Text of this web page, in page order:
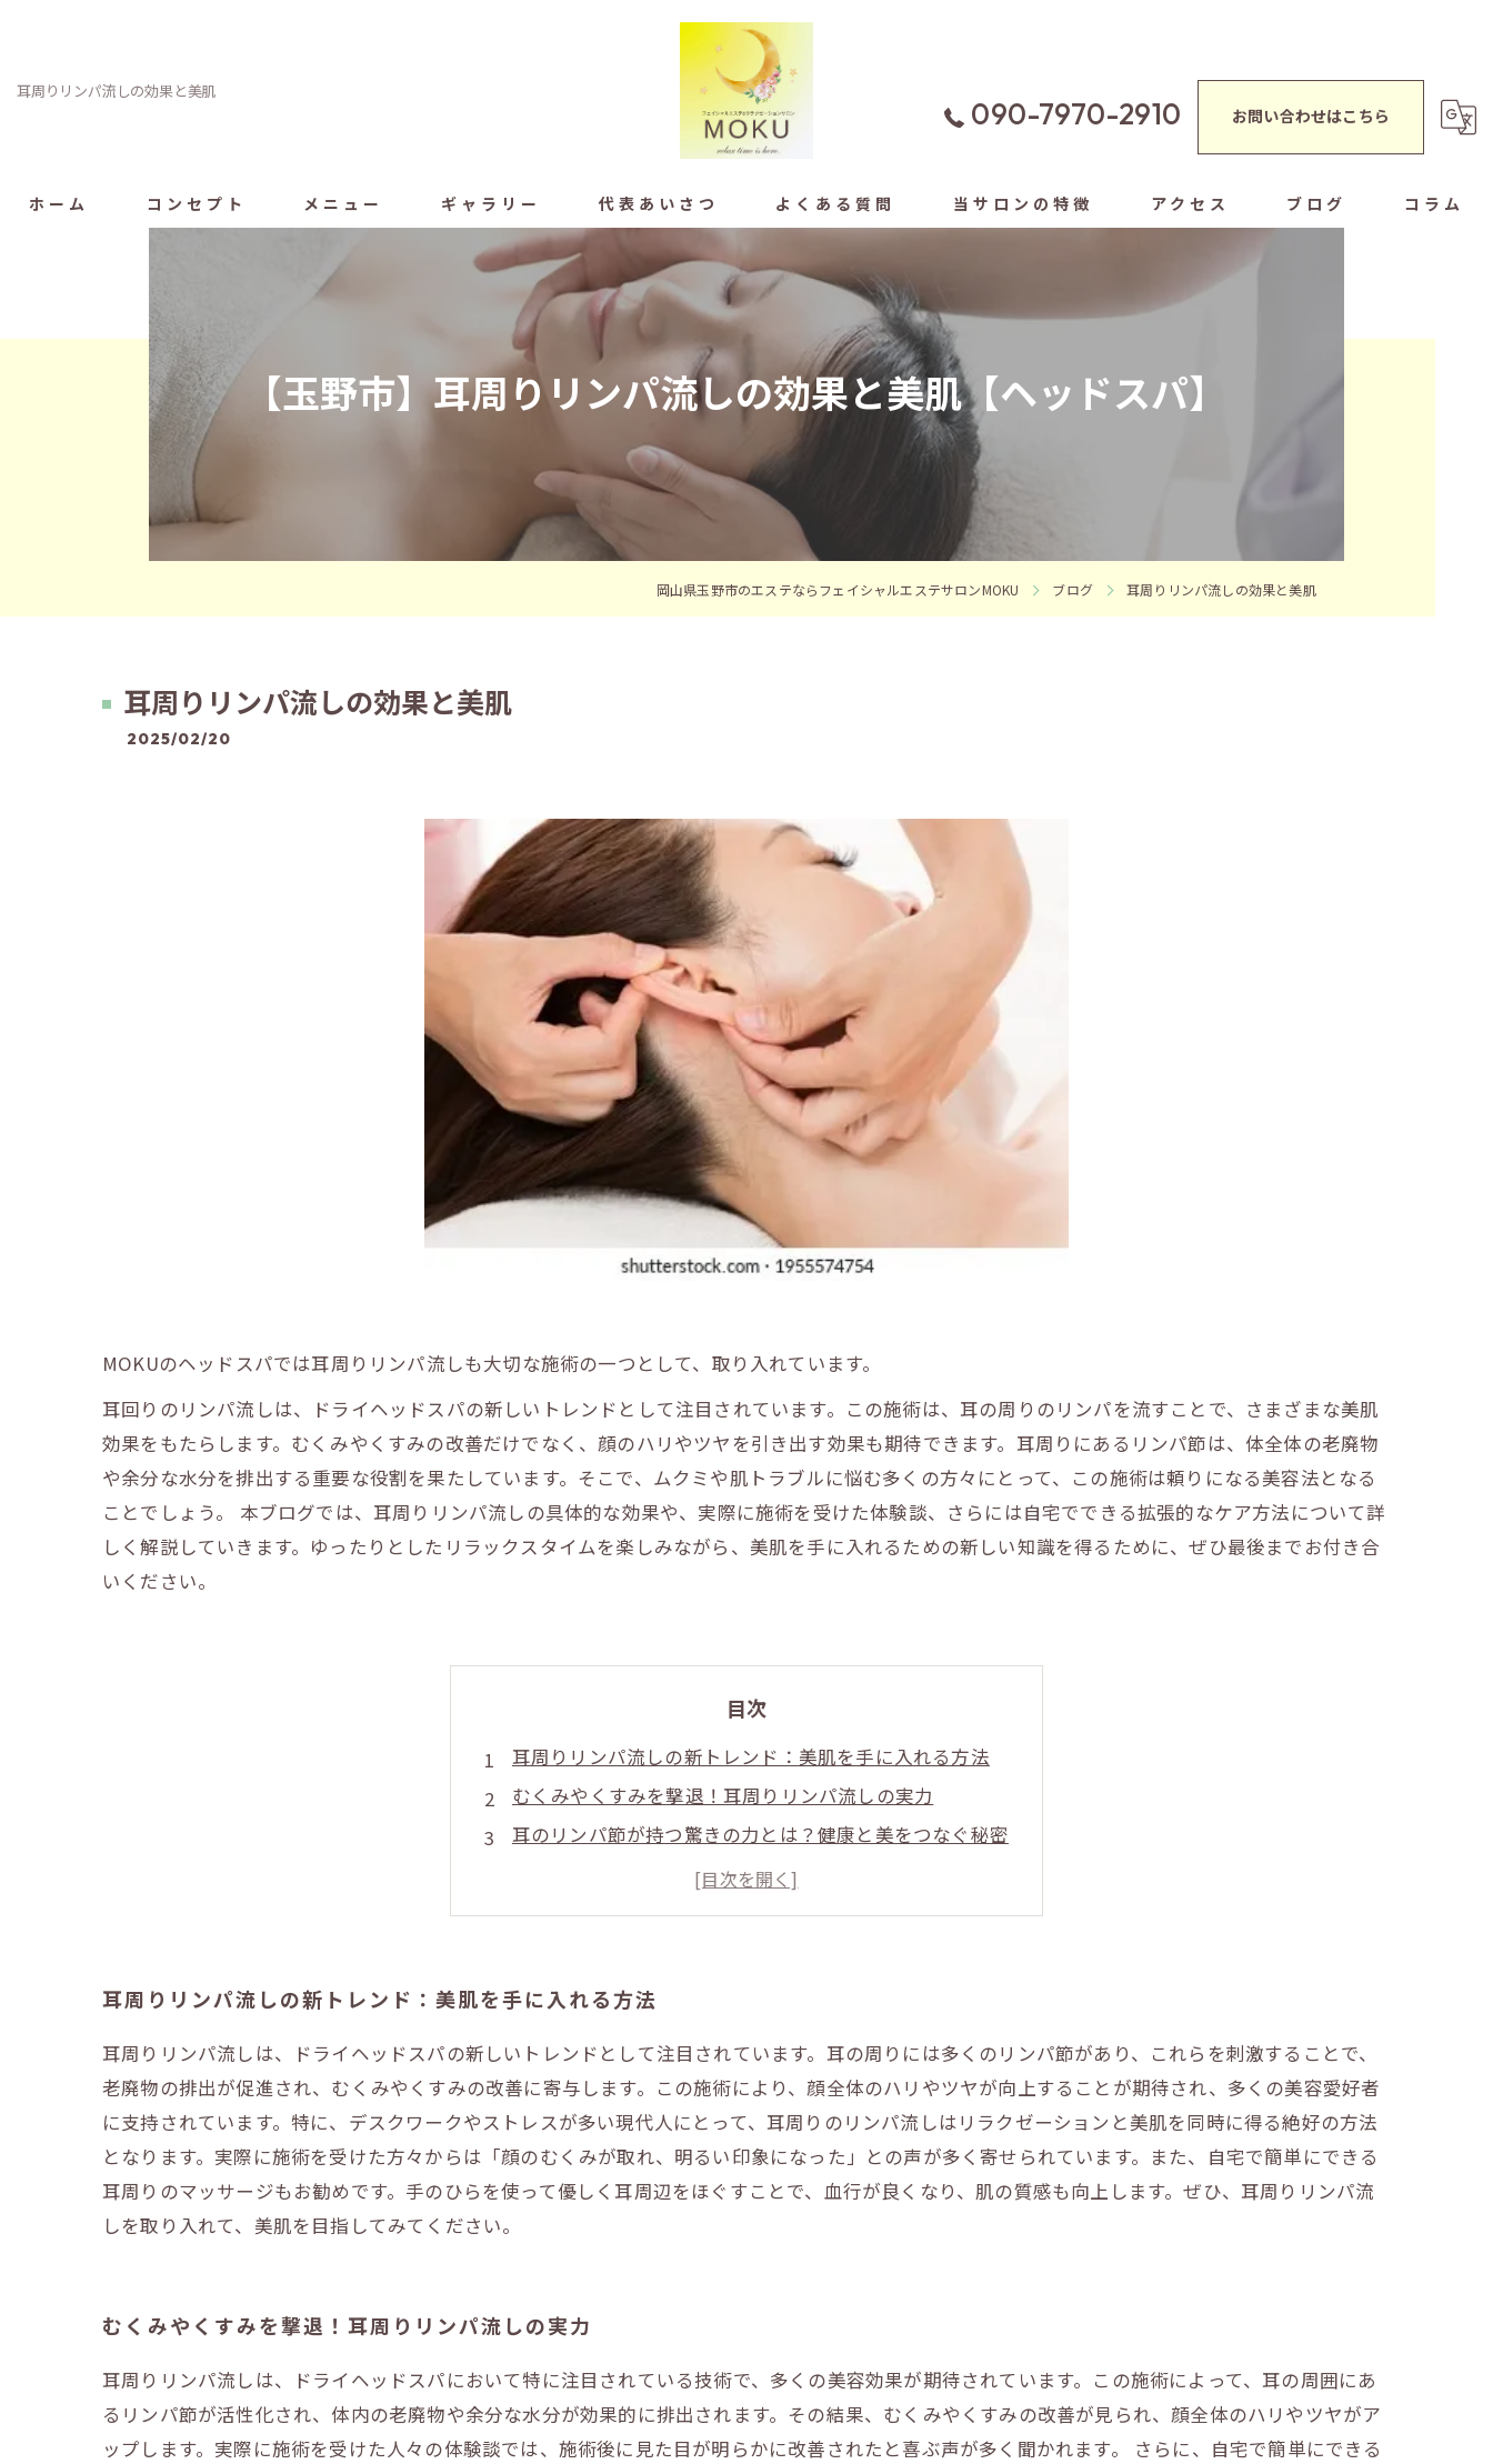
耳周りリンパ流しの効果と美肌
090-7970-2910 お問い合わせはこちら
ホーム コンセプト メニュー ギャラリー 代表あいさつ よくある質問 当サロンの特徴
フェイシャルエステ
もみほぐし
ドライヘッドスパ
足ツボ
アクセス ブログ コラム
【玉野市】耳周りリンパ流しの効果と美肌【ヘッドスパ】
岡山県玉野市のエステならフェイシャルエステサロンMOKU ブログ 耳周りリンパ流しの効果と美肌
耳周りリンパ流しの効果と美肌
2025/02/20
MOKUのヘッドスパでは耳周りリンパ流しも大切な施術の一つとして、取り入れています。
耳回りのリンパ流しは、ドライヘッドスパの新しいトレンドとして注目されています。この施術は、耳の周りのリンパを流すことで、さまざまな美肌
効果をもたらします。むくみやくすみの改善だけでなく、顔のハリやツヤを引き出す効果も期待できます。耳周りにあるリンパ節は、体全体の老廃物
や余分な水分を排出する重要な役割を果たしています。そこで、ムクミや肌トラブルに悩む多くの方々にとって、この施術は頼りになる美容法となる
ことでしょう。 本ブログでは、耳周りリンパ流しの具体的な効果や、実際に施術を受けた体験談、さらには自宅でできる拡張的なケア方法について詳
しく解説していきます。ゆったりとしたリラックスタイムを楽しみながら、美肌を手に入れるための新しい知識を得るために、ぜひ最後までお付き合
いください。
目次
耳周りリンパ流しの新トレンド：美肌を手に入れる方法
むくみやくすみを撃退！耳周りリンパ流しの実力
耳のリンパ節が持つ驚きの力とは？健康と美をつなぐ秘密
実際の体験談：耳周りリンパ流しで感じた劇的な変化
自宅でできる耳周りリンパケア：手軽に美肌を目指す方法
美肌へ導く耳周りリンパ流しの完全ガイド
耳周りリンパ流しの新トレンド：美肌を手に入れる方法
耳周りリンパ流しは、ドライヘッドスパの新しいトレンドとして注目されています。耳の周りには多くのリンパ節があり、これらを刺激することで、
老廃物の排出が促進され、むくみやくすみの改善に寄与します。この施術により、顔全体のハリやツヤが向上することが期待され、多くの美容愛好者
に支持されています。特に、デスクワークやストレスが多い現代人にとって、耳周りのリンパ流しはリラクゼーションと美肌を同時に得る絶好の方法
となります。実際に施術を受けた方々からは「顔のむくみが取れ、明るい印象になった」との声が多く寄せられています。また、自宅で簡単にできる
耳周りのマッサージもお勧めです。手のひらを使って優しく耳周辺をほぐすことで、血行が良くなり、肌の質感も向上します。ぜひ、耳周りリンパ流
しを取り入れて、美肌を目指してみてください。
むくみやくすみを撃退！耳周りリンパ流しの実力
耳周りリンパ流しは、ドライヘッドスパにおいて特に注目されている技術で、多くの美容効果が期待されています。この施術によって、耳の周囲にあ
るリンパ節が活性化され、体内の老廃物や余分な水分が効果的に排出されます。その結果、むくみやくすみの改善が見られ、顔全体のハリやツヤがア
ップします。実際に施術を受けた人々の体験談では、施術後に見た目が明らかに改善されたと喜ぶ声が多く聞かれます。 さらに、自宅で簡単にできる